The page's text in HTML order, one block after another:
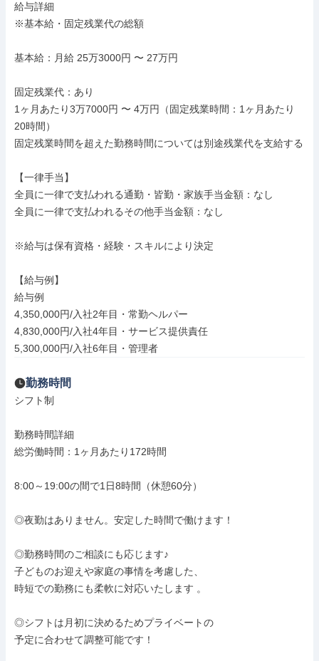
給与詳細
※基本給・固定残業代の総額
基本給：月給 25万3000円 〜 27万円
固定残業代：あり
1ヶ月あたり3万7000円 〜 4万円（固定残業時間：1ヶ月あたり
20時間）
固定残業時間を超えた勤務時間については別途残業代を支給する
【一律手当】
全員に一律で支払われる通勤・皆勤・家族手当金額：なし
全員に一律で支払われるその他手当金額：なし
※給与は保有資格・経験・スキルにより決定
【給与例】
給与例
4,350,000円/入社2年目・常勤ヘルパー
4,830,000円/入社4年目・サービス提供責任
5,300,000円/入社6年目・管理者
勤務時間
シフト制
勤務時間詳細
総労働時間：1ヶ月あたり172時間
8:00～19:00の間で1日8時間（休憩60分）
◎夜勤はありません。安定した時間で働けます！
◎勤務時間のご相談にも応じます♪
子どものお迎えや家庭の事情を考慮した、
時短での勤務にも柔軟に対応いたします 。
◎シフトは月初に決めるためプライベートの
予定に合わせて調整可能です！